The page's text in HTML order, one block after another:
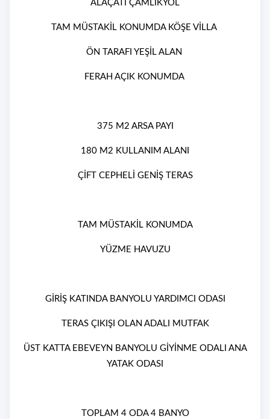
ALAÇATI ÇAMLIKYOL
TAM MÜSTAKİL KONUMDA KÖŞE VİLLA
ÖN TARAFI YEŞİL ALAN
FERAH AÇIK KONUMDA
375 M2 ARSA PAYI
180 M2 KULLANIM ALANI
ÇİFT CEPHELİ GENİŞ TERAS
TAM MÜSTAKİL KONUMDA
YÜZME HAVUZU
GİRİŞ KATINDA BANYOLU YARDIMCI ODASI
TERAS ÇIKIŞI OLAN ADALI MUTFAK
ÜST KATTA EBEVEYN BANYOLU GİYİNME ODALI ANA
YATAK ODASI
TOPLAM 4 ODA 4 BANYO